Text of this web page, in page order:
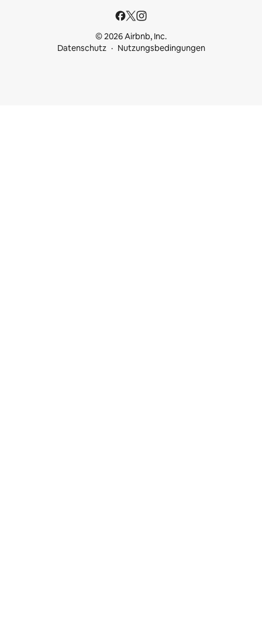
© 2026 Airbnb, Inc.
Datenschutz
Nutzungsbedingungen